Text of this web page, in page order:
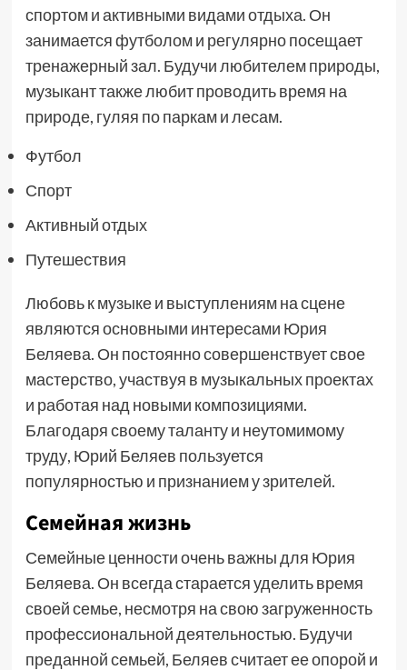
спортом и активными видами отдыха. Он
занимается футболом и регулярно посещает
тренажерный зал. Будучи любителем природы,
музыкант также любит проводить время на
природе, гуляя по паркам и лесам.
Футбол
Спорт
Активный отдых
Путешествия
Любовь к музыке и выступлениям на сцене
являются основными интересами Юрия
Беляева. Он постоянно совершенствует свое
мастерство, участвуя в музыкальных проектах
и работая над новыми композициями.
Благодаря своему таланту и неутомимому
труду, Юрий Беляев пользуется
популярностью и признанием у зрителей.
Семейная жизнь
Семейные ценности очень важны для Юрия
Беляева. Он всегда старается уделить время
своей семье, несмотря на свою загруженность
профессиональной деятельностью. Будучи
преданной семьей, Беляев считает ее опорой и